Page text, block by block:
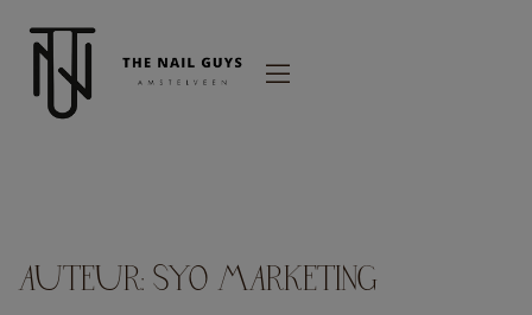
AUTEUR: SYO MARKETING